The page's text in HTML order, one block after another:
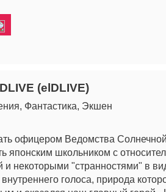
(elDLIVE)
Фантастика, Экшен
офицером Ведомства
японским школьником с
и некоторыми "странностями" в
голоса, природа